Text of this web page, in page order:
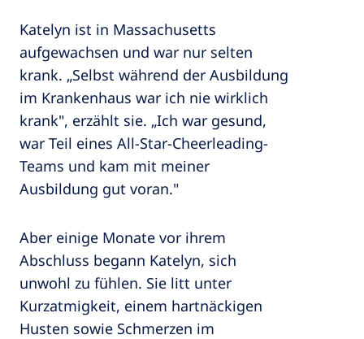
Katelyn ist in Massachusetts
aufgewachsen und war nur selten
krank. „Selbst während der Ausbildung
im Krankenhaus war ich nie wirklich
krank", erzählt sie. „Ich war gesund,
war Teil eines All-Star-Cheerleading-
Teams und kam mit meiner
Ausbildung gut voran."
Aber einige Monate vor ihrem
Abschluss begann Katelyn, sich
unwohl zu fühlen. Sie litt unter
Kurzatmigkeit, einem hartnäckigen
Husten sowie Schmerzen im